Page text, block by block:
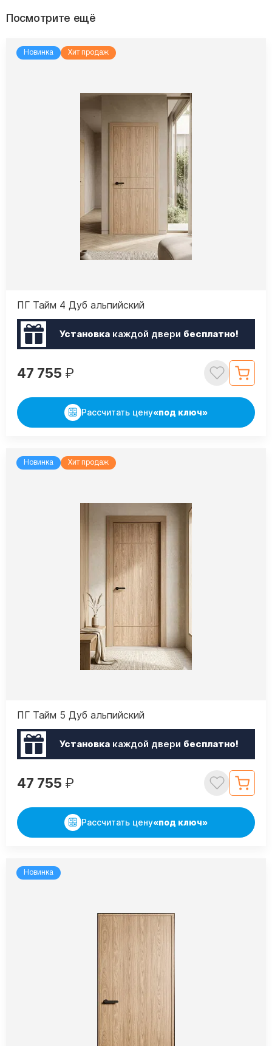
Посмотрите ещё
Новинка Хит продаж
ПГ Тайм 4 Дуб альпийский
Установкакаждой двери бесплатно!
47 755 ₽
Рассчитать цену«под ключ»
Новинка Хит продаж
ПГ Тайм 5 Дуб альпийский
Установкакаждой двери бесплатно!
47 755 ₽
Рассчитать цену«под ключ»
Новинка